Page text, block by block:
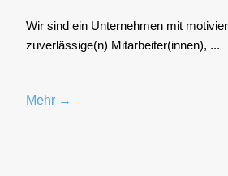
Wir sind ein Unter­neh­men mit
zuverlässige(n) Mitarbeiter(innen), ...
Mehr →